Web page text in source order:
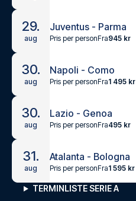
29.
aug
Juventus - Parma
Pris per personFra945 kr
30.
aug
Napoli - Como
Pris per personFra1 495 kr
30.
aug
Lazio - Genoa
Pris per personFra495 kr
31.
aug
Atalanta - Bologna
Pris per personFra1 595 kr
TERMINLISTE SERIE A